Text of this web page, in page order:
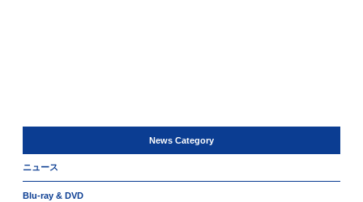
News Category
ニュース
Blu-ray & DVD